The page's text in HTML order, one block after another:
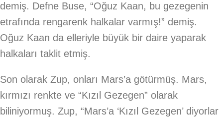
demiş. Defne Buse, “Oğuz Kaan, bu gezegenin
etrafında rengarenk halkalar varmış!” demiş.
Oğuz Kaan da elleriyle büyük bir daire yaparak
halkaları taklit etmiş.
Son olarak Zup, onları Mars’a götürmüş. Mars,
kırmızı renkte ve “Kızıl Gezegen” olarak
biliniyormuş. Zup, “Mars’a ‘Kızıl Gezegen’ diyorlar